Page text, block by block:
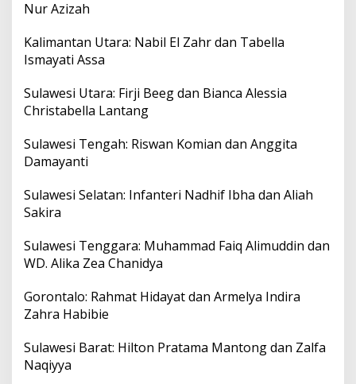
Nur Azizah
Kalimantan Utara: Nabil El Zahr dan Tabella
Ismayati Assa
Sulawesi Utara: Firji Beeg dan Bianca Alessia
Christabella Lantang
Sulawesi Tengah: Riswan Komian dan Anggita
Damayanti
Sulawesi Selatan: Infanteri Nadhif Ibha dan Aliah
Sakira
Sulawesi Tenggara: Muhammad Faiq Alimuddin dan
WD. Alika Zea Chanidya
Gorontalo: Rahmat Hidayat dan Armelya Indira
Zahra Habibie
Sulawesi Barat: Hilton Pratama Mantong dan Zalfa
Naqiyya